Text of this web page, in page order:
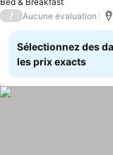
/ Aucune évaluation
Sélectionnez des
les prix exacts